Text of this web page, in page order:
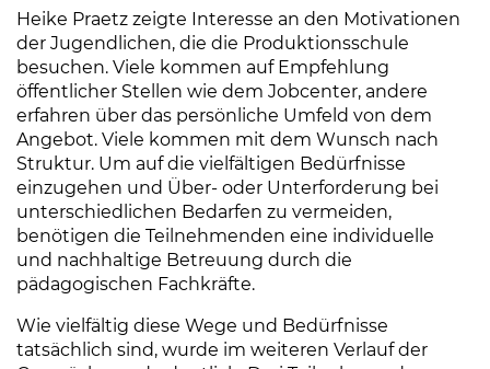
Heike Praetz zeigte Interesse an den Motivationen
der Jugendlichen, die die Produktionsschule
besuchen. Viele kommen auf Empfehlung
öffentlicher Stellen wie dem Jobcenter, andere
erfahren über das persönliche Umfeld von dem
Angebot. Viele kommen mit dem Wunsch nach
Struktur. Um auf die vielfältigen Bedürfnisse
einzugehen und Über- oder Unterforderung bei
unterschiedlichen Bedarfen zu vermeiden,
benötigen die Teilnehmenden eine individuelle
und nachhaltige Betreuung durch die
pädagogischen Fachkräfte.
Wie vielfältig diese Wege und Bedürfnisse
tatsächlich sind, wurde im weiteren Verlauf der